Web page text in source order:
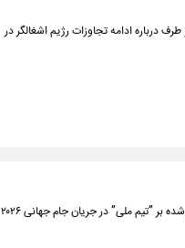
درباره ادامه تجاوزات رژیم اشغالگر در
فدراسیون فوتبال ایران از تصمیم خود برای ارائه شکایت رسمی به فیفا درباره محدودیت‌های اعمال‌ شده بر ”تیم ملی” در جریان جام جهانی ۲۰۲۶